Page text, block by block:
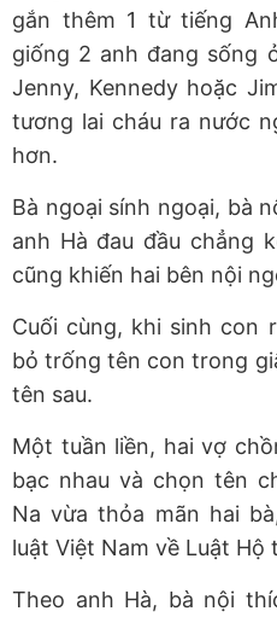
gắn thêm 1 từ tiếng
giống 2 anh đang sống
Jenny, Kennedy hoặc
tương lai cháu ra nước
hơn.
Bà ngoại sính ngoại, bà
anh Hà đau đầu chẳng
cũng khiến hai bên nội
Cuối cùng, khi sinh con
bỏ trống tên con trong
tên sau.
Một tuần liền, hai vợ
bạc nhau và chọn tên
Na vừa thỏa mãn hai
luật Việt Nam về Luật Hộ
Theo anh Hà, bà nội